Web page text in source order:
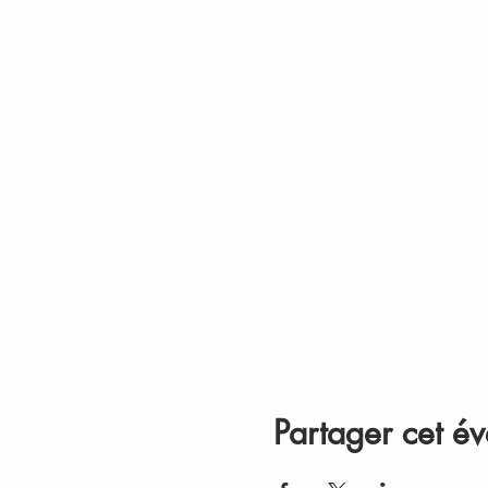
Partager cet